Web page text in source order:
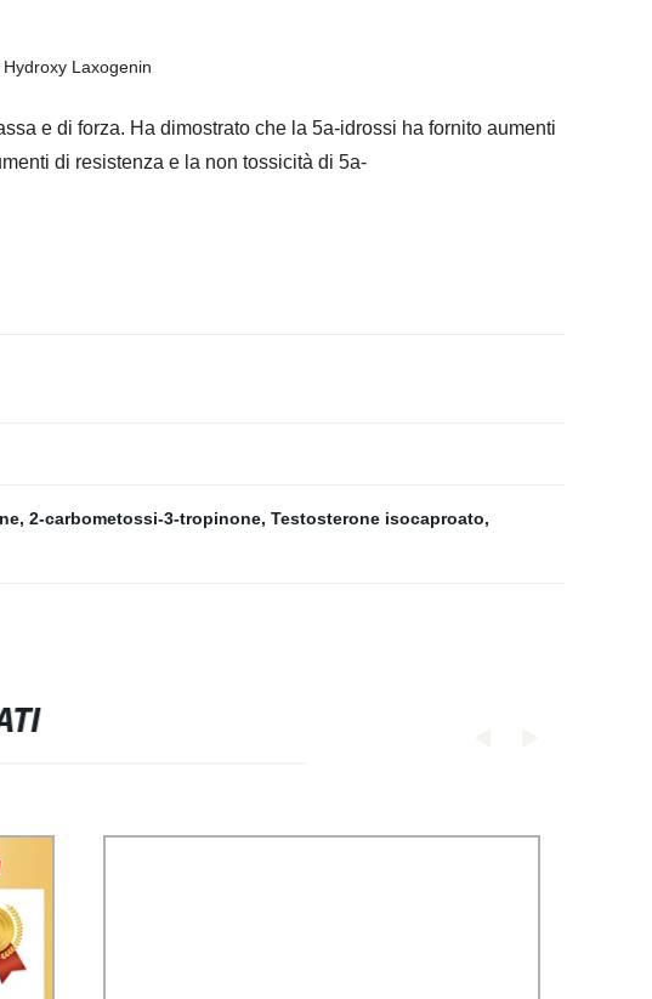
e di forza. Ha dimostrato che la 5a-idrossi ha fornito aumenti
di resistenza e la non tossicità di 5a-
, 2-carbometossi-3-tropinone, Testosterone isocaproato,